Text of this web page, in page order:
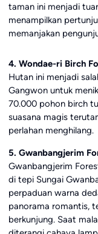
taman ini menjadi
menampilkan
memanjakan
4. Wondae-ri Birch
Hutan ini menjadi
Gangwon untuk
70.000 pohon birch
suasana magis
perlahan menghilang.
5. Gwanbangjerim
Gwanbangjerim
di tepi Sungai
perpaduan warna
panorama romantis,
berkunjung. Saat